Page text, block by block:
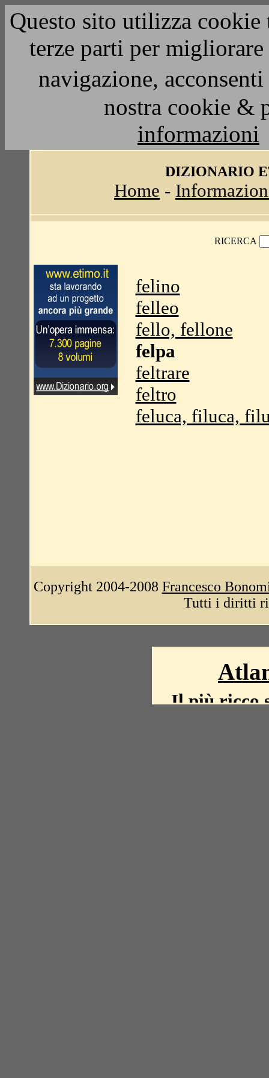
Questo sito utilizza
terze parti per
navigazione,
nostra cookie &
informazioni
DIZIONARIO
Home -
RICERCA
felino
felleo
fello, fellone
felpa
feltrare
feltro
feluca, filuca,
Copyright 2004-2008 Francesco
Tutti i diritti
Il più ricco